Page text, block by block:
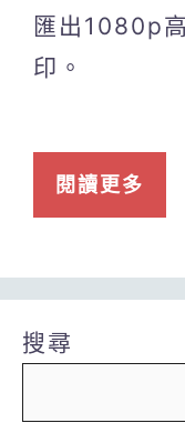
匯出1080p
印。
閱讀更多
搜尋